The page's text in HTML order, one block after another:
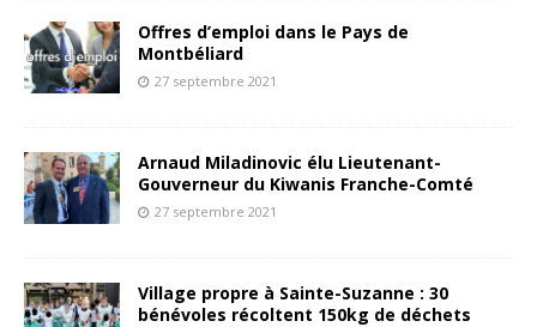
Offres d’emploi dans le Pays de
Montbéliard
27 septembre 2021
Arnaud Miladinovic élu Lieutenant-
Gouverneur du Kiwanis Franche-Comté
27 septembre 2021
Village propre à Sainte-Suzanne : 30
bénévoles récoltent 150kg de déchets